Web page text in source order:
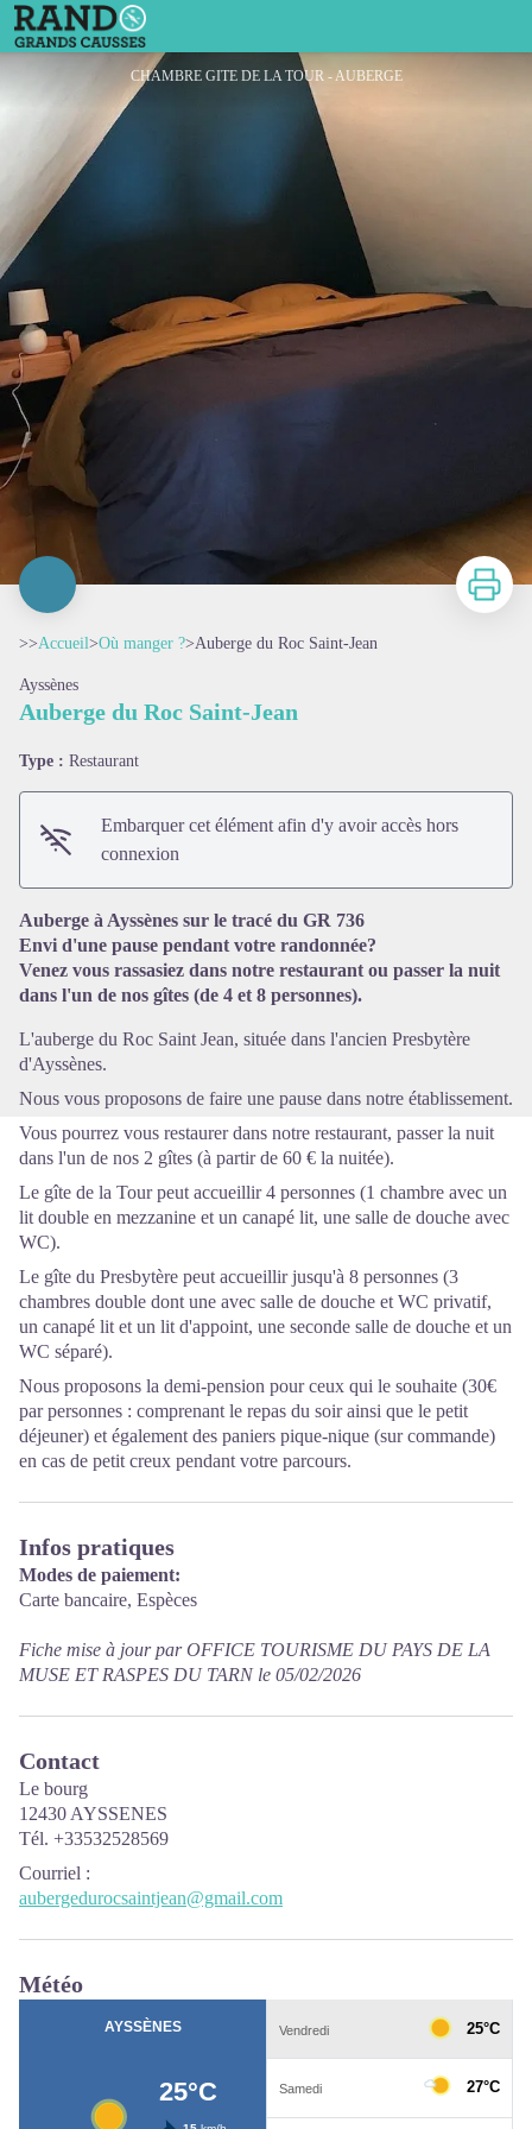
Auberge du Roc Saint-Jean
CHAMBRE GITE DE LA TOUR - AUBERGE
Imprimer
>>Accueil>Où manger ?>Auberge du Roc Saint-Jean
Ayssènes
Auberge du Roc Saint-Jean
Type : Restaurant
Embarquer cet élément afin d'y avoir accès hors
connexion
Auberge à Ayssènes sur le tracé du GR 736
Envi d'une pause pendant votre randonnée?
Venez vous rassasiez dans notre restaurant ou passer la nuit
dans l'un de nos gîtes (de 4 et 8 personnes).
L'auberge du Roc Saint Jean, située dans l'ancien Presbytère
d'Ayssènes.
Nous vous proposons de faire une pause dans notre établissement.
Vous pourrez vous restaurer dans notre restaurant, passer la nuit
dans l'un de nos 2 gîtes (à partir de 60 € la nuitée).
Le gîte de la Tour peut accueillir 4 personnes (1 chambre avec un
lit double en mezzanine et un canapé lit, une salle de douche avec
WC).
Le gîte du Presbytère peut accueillir jusqu'à 8 personnes (3
chambres double dont une avec salle de douche et WC privatif,
un canapé lit et un lit d'appoint, une seconde salle de douche et un
WC séparé).
Nous proposons la demi-pension pour ceux qui le souhaite (30€
par personnes : comprenant le repas du soir ainsi que le petit
déjeuner) et également des paniers pique-nique (sur commande)
en cas de petit creux pendant votre parcours.
Infos pratiques
Modes de paiement:
Carte bancaire, Espèces
Fiche mise à jour par OFFICE TOURISME DU PAYS DE LA
MUSE ET RASPES DU TARN le 05/02/2026
Contact
Le bourg
12430 AYSSENES
Tél. +33532528569
Courriel :
aubergedurocsaintjean@gmail.com
Météo